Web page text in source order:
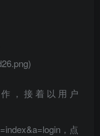
， 接 着 以 用 户
，点